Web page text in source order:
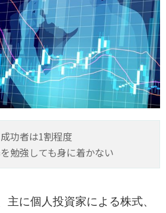
功者は1割程度
勉強しても身に着かない
主に個人投資家による株式、